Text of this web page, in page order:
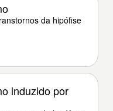
da hipófise
induzido por